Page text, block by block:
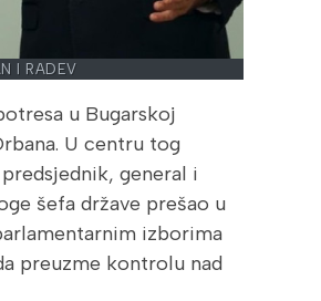
I RADEV
u Bugarskoj
U centru tog
general i
šefa države prešao u
izborima
preuzme kontrolu nad